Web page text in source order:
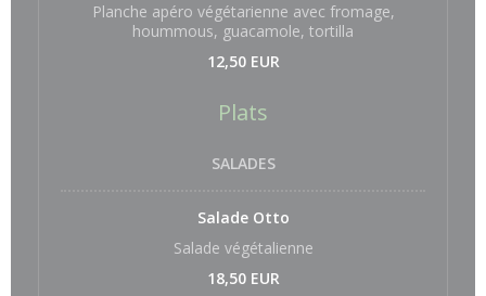
Planche apéro végétarienne avec fromage,
hoummous, guacamole, tortilla
12,50 EUR
Plats
SALADES
Salade Otto
Salade végétalienne
18,50 EUR